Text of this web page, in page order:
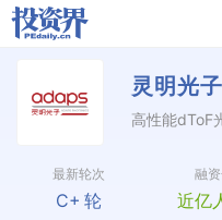
灵明光子
高性能dToF
最新轮次
C+ 轮
融
近亿